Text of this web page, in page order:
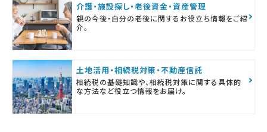
介護・施設探し・老後資金・資産管理
親の今後・自分の老後に関するお役立ち情報をご紹
介。
土地活用・相続税対策・不動産信託
相続税の基礎知識や、相続税対策に関する具体的
な方法など役立つ情報をお届け。